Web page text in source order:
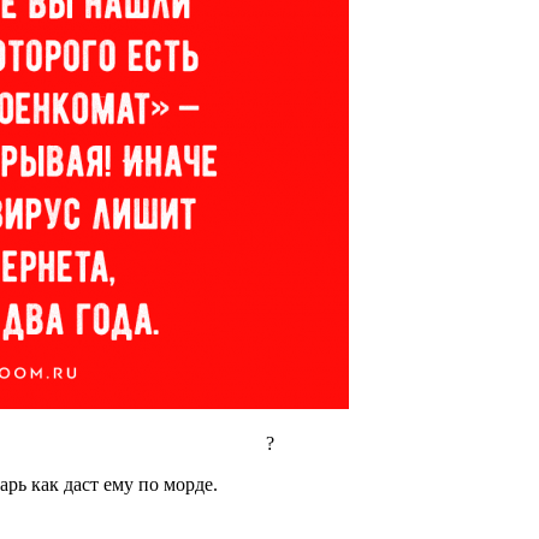
?
как даст ему по морде.